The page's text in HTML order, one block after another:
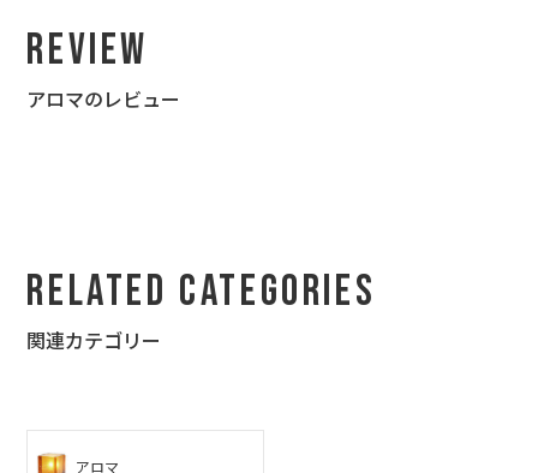
Review
アロマのレビュー
Related Categories
関連カテゴリー
アロマ